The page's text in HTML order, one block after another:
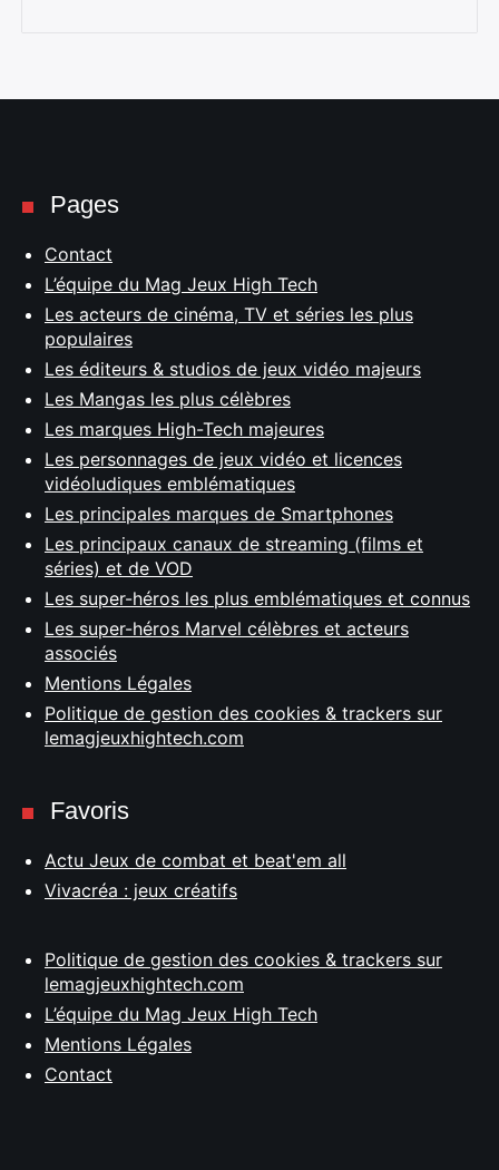
Pages
Contact
L’équipe du Mag Jeux High Tech
Les acteurs de cinéma, TV et séries les plus
populaires
Les éditeurs & studios de jeux vidéo majeurs
Les Mangas les plus célèbres
Les marques High-Tech majeures
Les personnages de jeux vidéo et licences
vidéoludiques emblématiques
Les principales marques de Smartphones
Les principaux canaux de streaming (films et
séries) et de VOD
Les super-héros les plus emblématiques et connus
Les super-héros Marvel célèbres et acteurs
associés
Mentions Légales
Politique de gestion des cookies & trackers sur
lemagjeuxhightech.com
Favoris
Actu Jeux de combat et beat'em all
Vivacréa : jeux créatifs
Politique de gestion des cookies & trackers sur
lemagjeuxhightech.com
L’équipe du Mag Jeux High Tech
Mentions Légales
Contact